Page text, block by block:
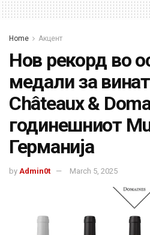
Home Акцент
Нов рекорд во
медали за
Châteaux &
годинешниот
Германија
by Admin0t March 5, 2025